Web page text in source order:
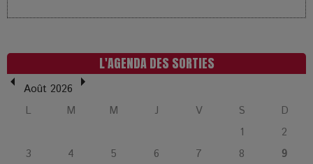
L’or blanc à la croisée des chemins : Rumilly interroge
L'AGENDA DES SORTIES
Août 2026
L
M M J V S
D
1
2
3
4 5 6 7 8
9